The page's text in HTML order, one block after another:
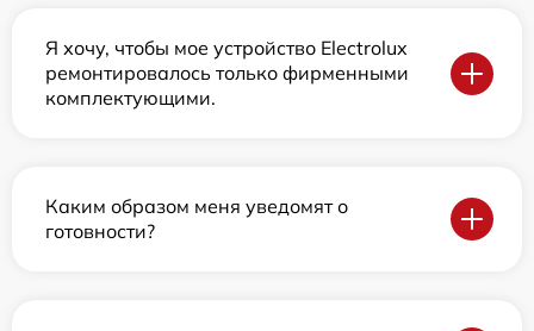
Я хочу, чтобы мое устройство Electrolux
ремонтировалось только фирменными
комплектующими.
Каким образом меня уведомят о
готовности?